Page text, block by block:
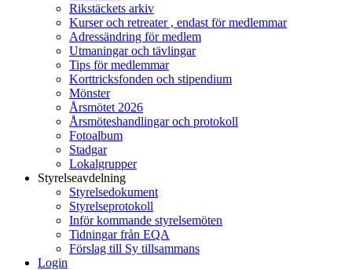
Rikstäckets arkiv
Kurser och retreater , endast för medlemmar
Adressändring för medlem
Utmaningar och tävlingar
Tips för medlemmar
Korttricksfonden och stipendium
Mönster
Årsmötet 2026
Årsmöteshandlingar och protokoll
Fotoalbum
Stadgar
Lokalgrupper
Styrelseavdelning
Styrelsedokument
Styrelseprotokoll
Inför kommande styrelsemöten
Tidningar från EQA
Förslag till Sy tillsammans
Login